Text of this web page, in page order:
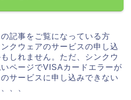
記事をご覧になっている方
クウェアのサービスの申し込
しれません。ただ、シンクウ
ページでVISAカードエラーが
サービスに申し込みできない
、、